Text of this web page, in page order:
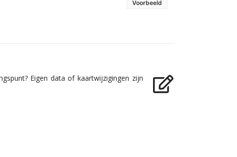
Voorbeeld
Eigen data of kaartwijzigingen zijn